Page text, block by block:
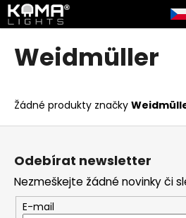
Přejít
na
obsah
Weidmüller
Žádné produkty značky
K
o
o
p
o
t
ř
e
b
Z
Odebírat newsletter
Nezmeškejte žádné novinky či
E-mail